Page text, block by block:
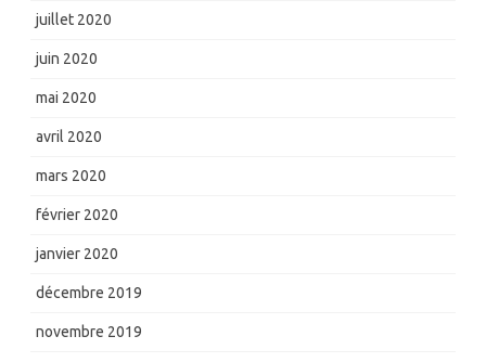
juillet 2020
juin 2020
mai 2020
avril 2020
mars 2020
février 2020
janvier 2020
décembre 2019
novembre 2019